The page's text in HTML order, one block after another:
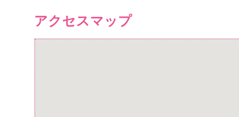
アクセスマップ